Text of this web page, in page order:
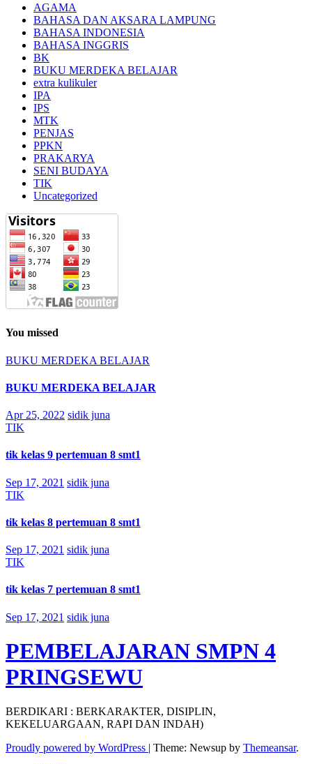
AGAMA
BAHASA DAN AKSARA LAMPUNG
BAHASA INDONESIA
BAHASA INGGRIS
BK
BUKU MERDEKA BELAJAR
extra kulikuler
IPA
IPS
MTK
PENJAS
PPKN
PRAKARYA
SENI BUDAYA
TIK
Uncategorized
You missed
BUKU MERDEKA BELAJAR
BUKU MERDEKA BELAJAR
Apr 25, 2022 sidik juna
TIK
tik kelas 9 pertemuan 8 smt1
Sep 17, 2021 sidik juna
TIK
tik kelas 8 pertemuan 8 smt1
Sep 17, 2021 sidik juna
TIK
tik kelas 7 pertemuan 8 smt1
Sep 17, 2021 sidik juna
PEMBELAJARAN SMPN 4
PRINGSEWU
BERDIKARI : BERKARAKTER, DISIPLIN,
KEKELUARGAAN, RAPI DAN INDAH)
Proudly powered by WordPress | Theme: Newsup by Themeansar.